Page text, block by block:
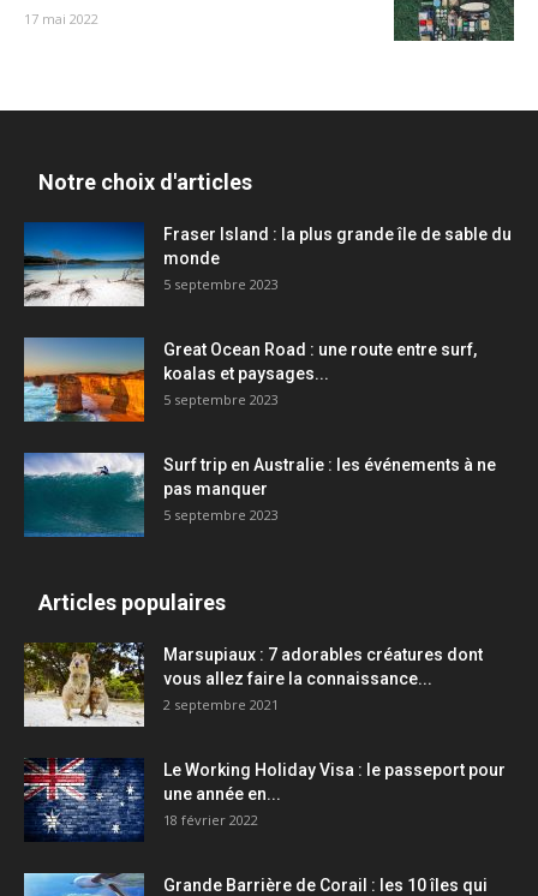
17 mai 2022
Notre choix d'articles
Fraser Island : la plus grande île de sable du
monde
5 septembre 2023
Great Ocean Road : une route entre surf,
koalas et paysages...
5 septembre 2023
Surf trip en Australie : les événements à ne
pas manquer
5 septembre 2023
Articles populaires
Marsupiaux : 7 adorables créatures dont
vous allez faire la connaissance...
2 septembre 2021
Le Working Holiday Visa : le passeport pour
une année en...
18 février 2022
Grande Barrière de Corail : les 10 îles qui